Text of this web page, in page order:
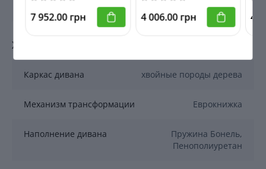
Количество частей дивана
Характеристики мебели
Каркас дивана хвойные породы дерева
Механизм трансформации Еврокнижка
Наполнение дивана
Пружина Бонель,
Пенополиуретан
7 952.00 грн 4 006.00 грн 4